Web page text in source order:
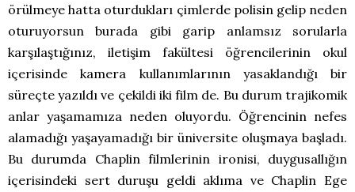
örülmeye hatta oturdukları çimlerde polisin gelip neden
oturuyorsun burada gibi garip anlamsız sorularla
karşılaştığınız, iletişim fakültesi öğrencilerinin okul
içerisinde kamera kullanımlarının yasaklandığı bir
süreçte yazıldı ve çekildi iki film de. Bu durum trajikomik
anlar yaşamamıza neden oluyordu. Öğrencinin nefes
alamadığı yaşayamadığı bir üniversite oluşmaya başladı.
Bu durumda Chaplin filmlerinin ironisi, duygusallığın
içerisindeki sert duruşu geldi aklıma ve Chaplin Ege